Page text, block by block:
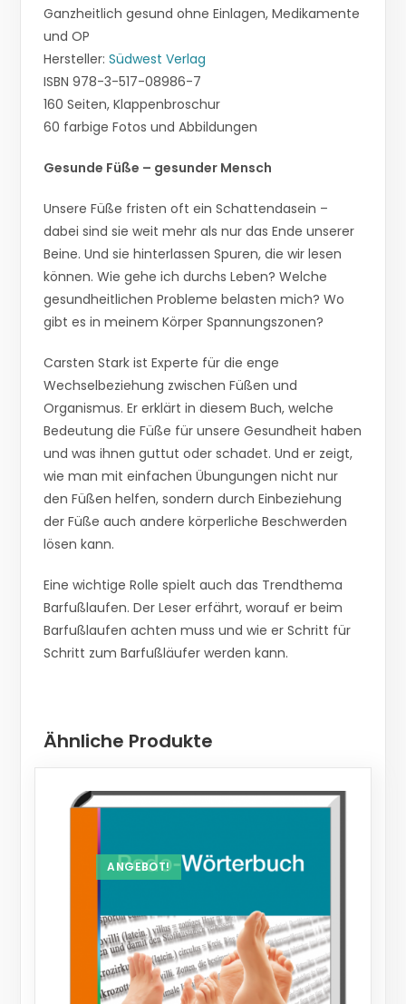
Ganzheitlich gesund ohne Einlagen, Medikamente
und OP
Hersteller:Südwest Verlag
ISBN 978-3-517-08986-7
160 Seiten, Klappenbroschur
60 farbige Fotos und Abbildungen
Gesunde Füße – gesunder Mensch
Unsere Füße fristen oft ein Schattendasein –
dabei sind sie weit mehr als nur das Ende unserer
Beine. Und sie hinterlassen Spuren, die wir lesen
können. Wie gehe ich durchs Leben? Welche
gesundheitlichen Probleme belasten mich? Wo
gibt es in meinem Körper Spannungszonen?
Carsten Stark ist Experte für die enge
Wechselbeziehung zwischen Füßen und
Organismus. Er erklärt in diesem Buch, welche
Bedeutung die Füße für unsere Gesundheit haben
und was ihnen guttut oder schadet. Und er zeigt,
wie man mit einfachen Übungungen nicht nur
den Füßen helfen, sondern durch Einbeziehung
der Füße auch andere körperliche Beschwerden
lösen kann.
Eine wichtige Rolle spielt auch das Trendthema
Barfußlaufen. Der Leser erfährt, worauf er beim
Barfußlaufen achten muss und wie er Schritt für
Schritt zum Barfußläufer werden kann.
Ähnliche Produkte
ANGEBOT!